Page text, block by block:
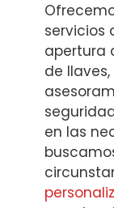
servicios
apertura
de
en las